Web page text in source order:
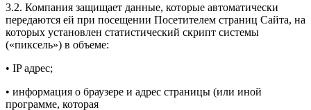
3.2. Компания защищает данные, которые автоматически
передаются ей при посещении Посетителем страниц Сайта, на
которых установлен статистический скрипт системы
(«пиксель») в объеме:
• IP адрес;
• информация о браузере и адрес страницы (или иной
программе, которая